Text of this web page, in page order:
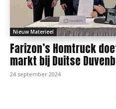
Nieuw Materieel
Farizon’s Homtruck
markt bij Duitse
24 september 2024